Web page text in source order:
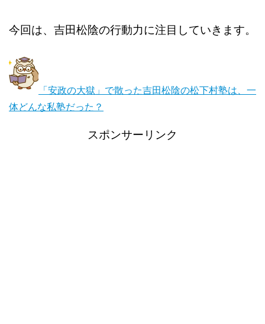
今回は、吉田松陰の行動力に注目していきます。
「安政の大獄」で散った吉田松陰の松下村塾は、一
体どんな私塾だった？
スポンサーリンク